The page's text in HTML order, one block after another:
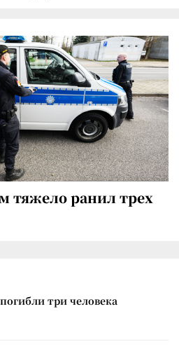
тяжело ранил трех
три человека